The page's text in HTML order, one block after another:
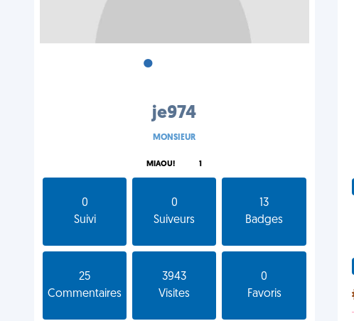
•
je974
MONSIEUR
MIAOU! 1
0
Suivi
0
Suiveurs
13
Badges
25
Commentaires
3943
Visites
0
Favoris